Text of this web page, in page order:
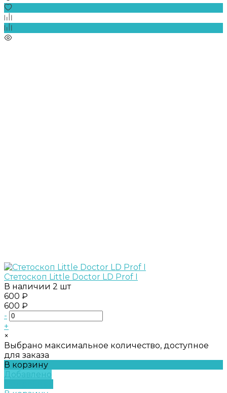
Стетоскоп Little Doctor LD Prof I
В наличии 2 шт
600 ₽
600 ₽
-
+
×
Выбрано максимальное количество, доступное
для заказа
В корзину
Добавлено